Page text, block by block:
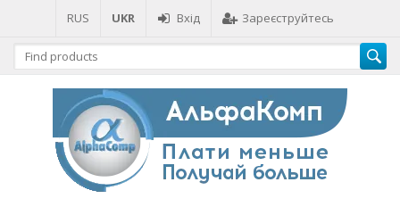
RUS UKR Вхід Зареєструйтесь